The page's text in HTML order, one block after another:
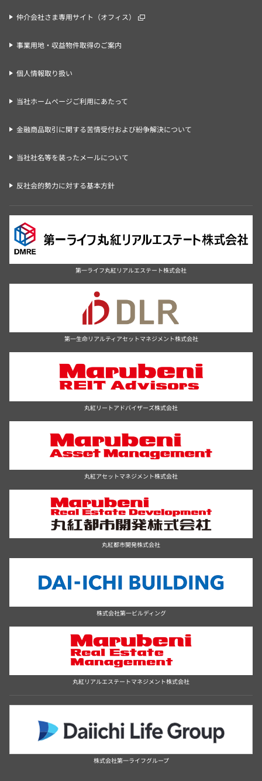
仲介会社さま専用サイト（オフィス）
事業用地・収益物件取得のご案内
個人情報取り扱い
当社ホームページご利用にあたって
金融商品取引に関する苦情受付および紛争解決について
当社社名等を装ったメールについて
反社会的勢力に対する基本方針
第一ライフ丸紅リアルエステート株式会社
第一生命リアルティアセットマネジメント株式会社
丸紅リートアドバイザーズ株式会社
丸紅アセットマネジメント株式会社
丸紅都市開発株式会社
株式会社第一ビルディング
丸紅リアルエステートマネジメント株式会社
株式会社第一ライフグループ